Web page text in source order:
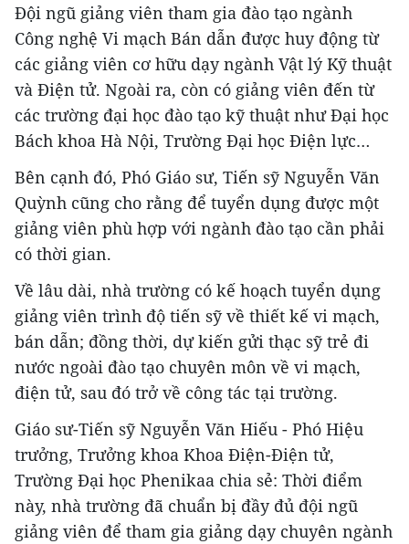
Đội ngũ giảng viên tham gia đào tạo ngành
Công nghệ Vi mạch Bán dẫn được huy động từ
các giảng viên cơ hữu dạy ngành Vật lý Kỹ thuật
và Điện tử. Ngoài ra, còn có giảng viên đến từ
các trường đại học đào tạo kỹ thuật như Đại học
Bách khoa Hà Nội, Trường Đại học Điện lực…
Bên cạnh đó, Phó Giáo sư, Tiến sỹ Nguyễn Văn
Quỳnh cũng cho rằng để tuyển dụng được một
giảng viên phù hợp với ngành đào tạo cần phải
có thời gian.
Về lâu dài, nhà trường có kế hoạch tuyển dụng
giảng viên trình độ tiến sỹ về thiết kế vi mạch,
bán dẫn; đồng thời, dự kiến gửi thạc sỹ trẻ đi
nước ngoài đào tạo chuyên môn về vi mạch,
điện tử, sau đó trở về công tác tại trường.
Giáo sư-Tiến sỹ Nguyễn Văn Hiếu - Phó Hiệu
trưởng, Trưởng khoa Khoa Điện-Điện tử,
Trường Đại học Phenikaa chia sẻ: Thời điểm
này, nhà trường đã chuẩn bị đầy đủ đội ngũ
giảng viên để tham gia giảng dạy chuyên ngành